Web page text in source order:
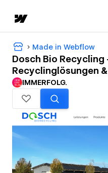
Made in Webflow
Dosch Bio
Recyclinglösungen
IMMERFOLG.